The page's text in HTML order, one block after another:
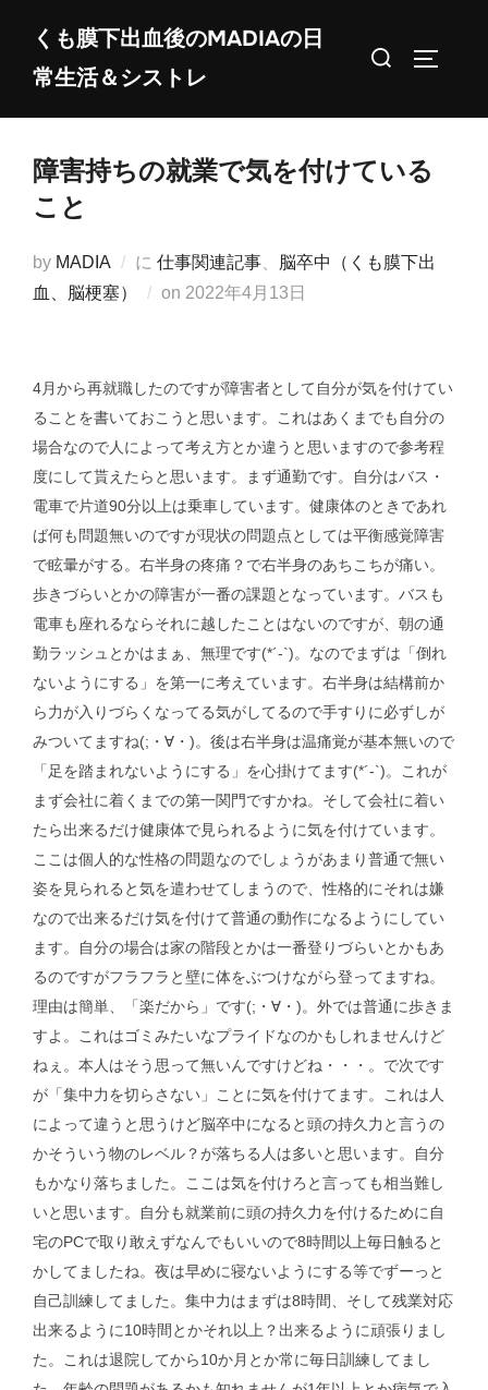
くも膜下出血後のMADIAの日
常生活＆シストレ
検
障害持ちの就業で気を付けている
こと
by MADIA に 仕事関連記事
脳卒中（くも膜下出
血、脳梗塞）
on 投
2022年4月13日
4月から再就職したのですが障害者として自分が気を付けてい
ることを書いておこうと思います。これはあくまでも自分の
場合なので人によって考え方とか違うと思いますので参考程
度にして貰えたらと思います。まず通勤です。自分はバス・
電車で片道90分以上は乗車しています。健康体のときであれ
ば何も問題無いのですが現状の問題点としては平衡感覚障害
で眩暈がする。右半身の疼痛？で右半身のあちこちが痛い。
歩きづらいとかの障害が一番の課題となっています。バスも
電車も座れるならそれに越したことはないのですが、朝の通
勤ラッシュとかはまぁ、無理です(*´-`)。なのでまずは「倒れ
ないようにする」を第一に考えています。右半身は結構前か
ら力が入りづらくなってる気がしてるので手すりに必ずしが
みついてますね(;・∀・)。後は右半身は温痛覚が基本無いので
「足を踏まれないようにする」を心掛けてます(*´-`)。これが
まず会社に着くまでの第一関門ですかね。そして会社に着い
たら出来るだけ健康体で見られるように気を付けています。
ここは個人的な性格の問題なのでしょうがあまり普通で無い
姿を見られると気を遣わせてしまうので、性格的にそれは嫌
なので出来るだけ気を付けて普通の動作になるようにしてい
ます。自分の場合は家の階段とかは一番登りづらいとかもあ
るのですがフラフラと壁に体をぶつけながら登ってますね。
理由は簡単、「楽だから」です(;・∀・)。外では普通に歩きま
すよ。これはゴミみたいなプライドなのかもしれませんけど
ねぇ。本人はそう思って無いんですけどね・・・。で次です
が「集中力を切らさない」ことに気を付けてます。これは人
によって違うと思うけど脳卒中になると頭の持久力と言うの
かそういう物のレベル？が落ちる人は多いと思います。自分
もかなり落ちました。ここは気を付けろと言っても相当難し
いと思います。自分も就業前に頭の持久力を付けるために自
宅のPCで取り敢えずなんでもいいので8時間以上毎日触ると
かしてましたね。夜は早めに寝ないようにする等でずーっと
自己訓練してました。集中力はまずは8時間、そして残業対応
出来るように10時間とかそれ以上？出来るように頑張りまし
た。これは退院してから10か月とか常に毎日訓練してまし